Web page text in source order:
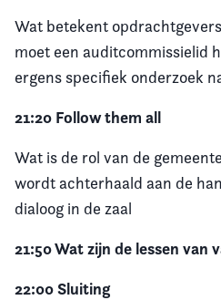
Wat betekent
moet een auditcommissielid
ergens specifiek onderzoek
21:20 Follow them all
Wat is de rol van de
wordt achterhaald aan de
dialoog in de zaal
21:50 Wat zijn de lessen van
22:00 Sluiting